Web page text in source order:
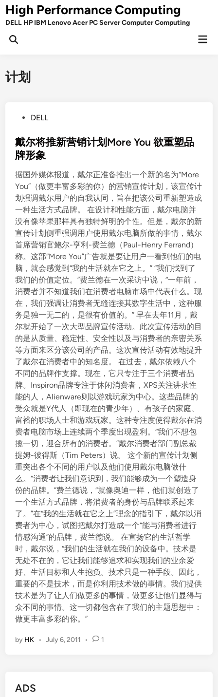
Skip
toHigh Performance Computing
DELL HP IBM Lenovo Acer PC Server Computer Computing
Open
计划
s
t
d
i
n
DELL
戴尔将推新营销计划More You 欲重塑品
牌形象
据国外媒体报道，戴尔正准备推出一个新的名为“More
You”（做更丰富多彩的你）的营销宣传计划，该宣传计
划强调戴尔用户的自我认同，旨在把该公司重新塑造成
一种生活方式品牌。 在设计和性能方面，戴尔电脑并
没有像苹果那样具有独特鲜明的个性。但是，戴尔的新
宣传计划侧重强调用户使用戴尔电脑所做的事情，戴尔
首席营销官鲍尔-亨利-费兰德（Paul-Henry Ferrand）
称。这部“More You”广告就是要让用户一看到他们的电
脑，就会感觉到“我的生活就在它之上。” “我们找到了
我们的价值定位。”费兰德在一次采访中说，“一年前，
消费者并不知道我们在消费者电脑市场中代表什么。现
在，我们强调让消费者无缝连接其数字生活中，这种服
务是独一无二的，是很有价值的。” 早在去年11月，戴
尔就开始了一次大型品牌宣传活动。此次宣传活动的目
的是从质量、稳定性、安全性以及与消费者的亲密关系
等方面来区分该公司的产品。这次宣传活动有效地提升
了戴尔在消费者中的知名度。 在过去，戴尔依赖八个
不同的品牌作支撑。现在，它只专注于三个消费者品
牌。Inspiron品牌专注于休闲消费者，XPS关注讲求性
能的人，Alienware则以游戏玩家为中心。这些品牌的
受众就是Y代人（即现在的青少年）、有孩子的家庭、
富裕的职场人士和游戏玩家。这种专注度使得戴尔在消
费者电脑市场上连续两个季度出现盈利。“我们不想包
揽一切，迎合所有的消费者。”戴尔消费者部门副总裁
提姆-彼得斯（Tim Peters）说。 这个新的宣传计划侧
重突出各个不同的用户以及他们使用戴尔电脑做什
么。“消费者让我们意识到，我们能够成为一个塑造身
份的品牌。”费兰德说，“就像奥迪一样，他们就创造了
一个生活方式品牌，将消费者的身份与品牌联系起来
了。”在“我的生活就在它之上”理念的指引下，戴尔以消
费者为中心，试图把戴尔打造成一个“能与消费者进行
情感沟通”的品牌，费兰德说。 在宣扬它的生活哲学
时，戴尔说，“我们的生活就在我们的设备中。技术是
无处不在的，它让我们能够追求和实现我们的业余爱
好、生活目标和人生抱负。技术只是一种手段。因此，
重要的不是技术，而是你利用技术做的事情。我们提供
技术是为了让人们做更多的事情，做更多让他们显得与
众不同的事情。这一切都包含在了我们的主题思想中：
做更丰富多彩的你。”
by HK • July 6, 2011 • 1
ADS